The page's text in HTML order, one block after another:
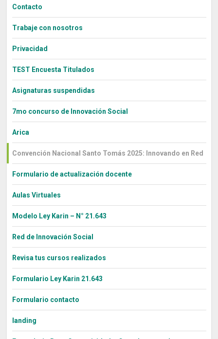
Contacto
Trabaje con nosotros
Privacidad
TEST Encuesta Titulados
Asignaturas suspendidas
7mo concurso de Innovación Social
Arica
Convención Nacional Santo Tomás 2025: Innovando en Red
Formulario de actualización docente
Aulas Virtuales
Modelo Ley Karin – N° 21.643
Red de Innovación Social
Revisa tus cursos realizados
Formulario Ley Karin 21.643
Formulario contacto
landing